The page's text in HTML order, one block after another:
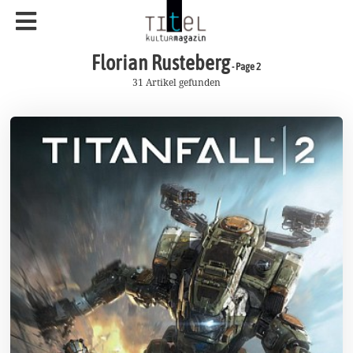
Florian Rusteberg- Page 2
31 Artikel gefunden